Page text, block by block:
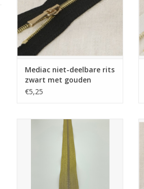
Mediac niet-deelbare rits
zwart met gouden
tandjes 30cm
€5,25
Mediac Niet-deelbare rits glitter
goud 20cm